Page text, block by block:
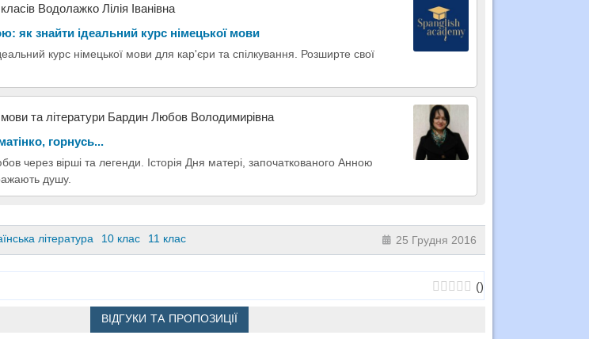
Водолажко Лілія Іванівна
як знайти ідеальний курс німецької мови
курс німецької мови для кар'єри та спілкування. Розширте свої
мови та літератури Бардин Любов Володимирівна
горнусь...
через вірші та легенди. Історія Дня матері, започаткованого Анною
душу.
література 10 клас 11 клас 25 Грудня 2016
()
ВІДГУКИ ТА ПРОПОЗИЦІЇ